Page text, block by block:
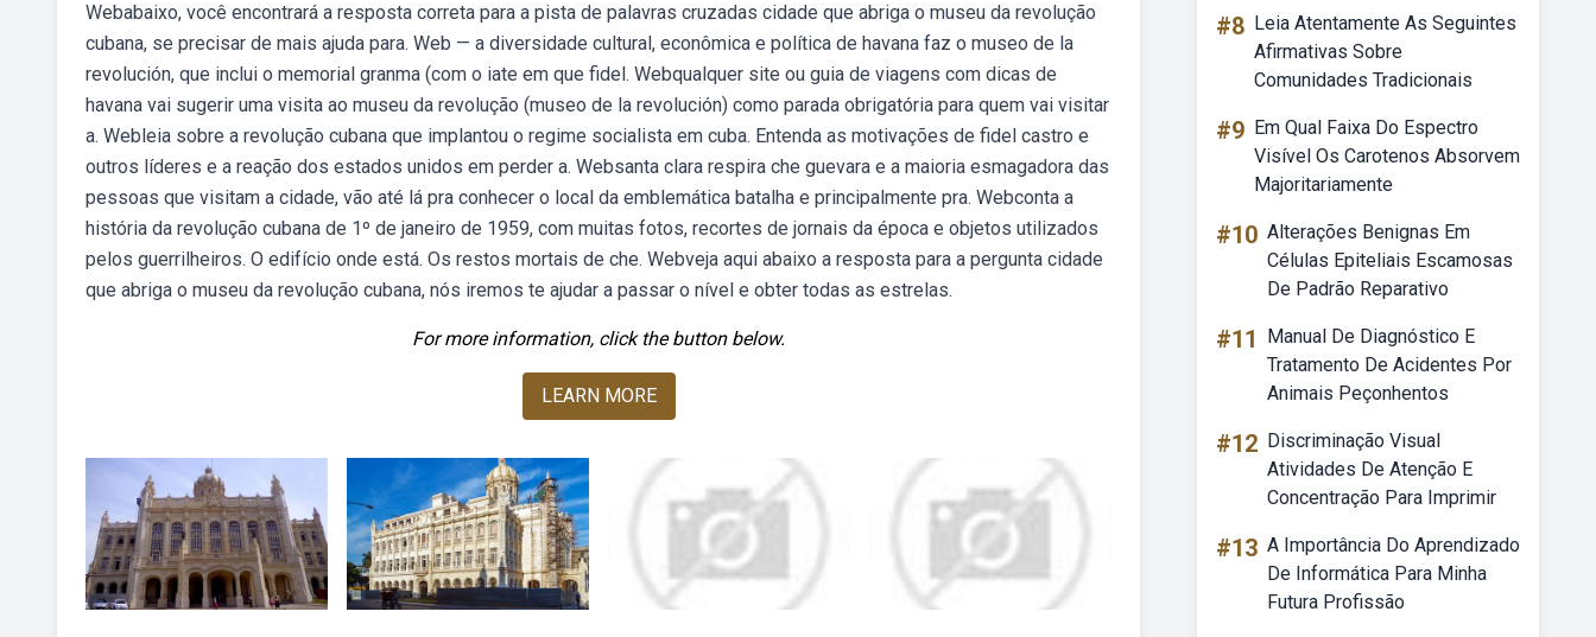
Webabaixo, você encontrará a resposta correta para a pista de palavras cruzadas cidade que abriga o museu da revolução
cubana, se precisar de mais ajuda para. Web — a diversidade cultural, econômica e política de havana faz o museo de la
revolución, que inclui o memorial granma (com o iate em que fidel. Webqualquer site ou guia de viagens com dicas de
havana vai sugerir uma visita ao museu da revolução (museo de la revolución) como parada obrigatória para quem vai visitar
a. Webleia sobre a revolução cubana que implantou o regime socialista em cuba. Entenda as motivações de fidel castro e
outros líderes e a reação dos estados unidos em perder a. Websanta clara respira che guevara e a maioria esmagadora das
pessoas que visitam a cidade, vão até lá pra conhecer o local da emblemática batalha e principalmente pra. Webconta a
história da revolução cubana de 1º de janeiro de 1959, com muitas fotos, recortes de jornais da época e objetos utilizados
pelos guerrilheiros. O edifício onde está. Os restos mortais de che. Webveja aqui abaixo a resposta para a pergunta cidade
que abriga o museu da revolução cubana, nós iremos te ajudar a passar o nível e obter todas as estrelas.
For more information, click the button below.
LEARN MORE
#8 Leia Atentamente As Seguintes
Afirmativas Sobre
Comunidades Tradicionais
#9 Em Qual Faixa Do Espectro
Visível Os Carotenos Absorvem
Majoritariamente
#10 Alterações Benignas Em
Células Epiteliais Escamosas
De Padrão Reparativo
#11
Manual De Diagnóstico E
Tratamento De Acidentes Por
Animais Peçonhentos
#12 Discriminação Visual
Atividades De Atenção E
Concentração Para Imprimir
#13 A Importância Do Aprendizado
De Informática Para Minha
Futura Profissão